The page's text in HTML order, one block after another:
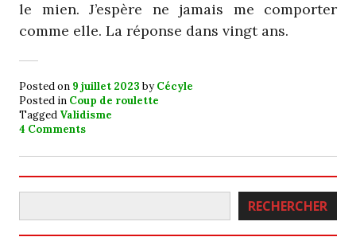
le mien. J’espère ne jamais me comporter
comme elle. La réponse dans vingt ans.
Posted on 9 juillet 2023 byCécyle
Posted in Coup de roulette
Tagged Validisme
4 Comments
Rechercher RECHERCHER